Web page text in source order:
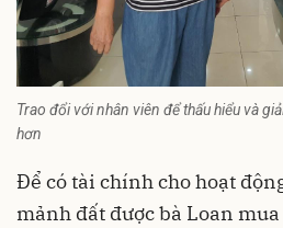
Trao đổi với nhân viên để thấu hiểu và
hơn
Để có tài chính cho hoạt
mảnh đất được bà Loan